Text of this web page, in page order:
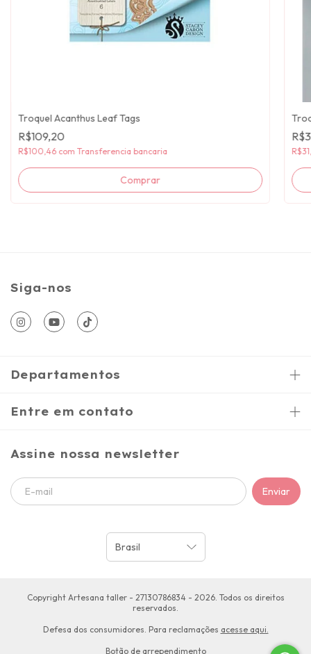
Troquel Acanthus Leaf Tags
R$109,20
R$100,46 com Transferencia bancaria
Siga-nos
Departamentos
Entre em contato
Assine nossa newsletter
Copyright Artesana taller - 27130786834 - 2026. Todos os direitos
reservados.
Defesa dos consumidores. Para reclamações acesse aqui.
Botão de arrependimento